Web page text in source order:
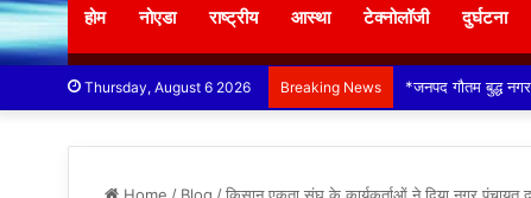
होम नोएडा राष्ट्रीय आस्था टेक्नोलॉजी दुर्घटना
Thursday, August 6 2026 Breaking News *विदेशी मूल के